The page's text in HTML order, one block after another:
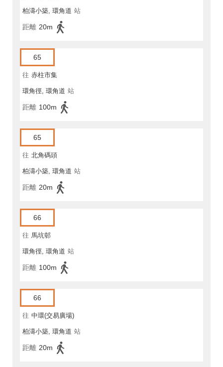
柏濤小築, 環角道 站
距離 20m
65
往 赤柱市集
環角徑, 環角道 站
距離 100m
65
往 北角碼頭
柏濤小築, 環角道 站
距離 20m
66
往 馬坑邨
環角徑, 環角道 站
距離 100m
66
往 中環(交易廣場)
柏濤小築, 環角道 站
距離 20m